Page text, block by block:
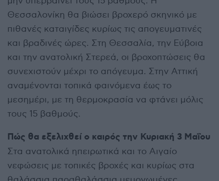
Θεσσαλονίκη θα βιώσει βροχερό σκηνικό με
πιθανές καταιγίδες κυρίως τις απογευματινές
και βραδινές ώρες. Στη Θεσσαλία, την Εύβοια
και την ανατολική Στερεά, οι βροχοπτώσεις θα
συνεχιστούν μέχρι το απόγευμα. Στην Αττική
αναμένονται τοπικά φαινόμενα έως το
μεσημέρι, με τη θερμοκρασία να φτάνει μόλις
τους 15 βαθμούς.
Πώς θα εξελιχθεί ο καιρός την Κυριακή 3 Μαΐου
Στα ανατολικά ηπειρωτικά και το Αιγαίο
νεφώσεις με τοπικές βροχές και κυρίως στα